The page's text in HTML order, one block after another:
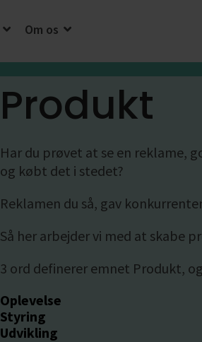
Om os
Produkt
Har du prøvet at se en reklame,
og købt det i stedet?
Reklamen du så, gav
Så her arbejder vi med at skabe
3 ord definerer emnet Produkt,
Oplevelse
Styring
Udvikling